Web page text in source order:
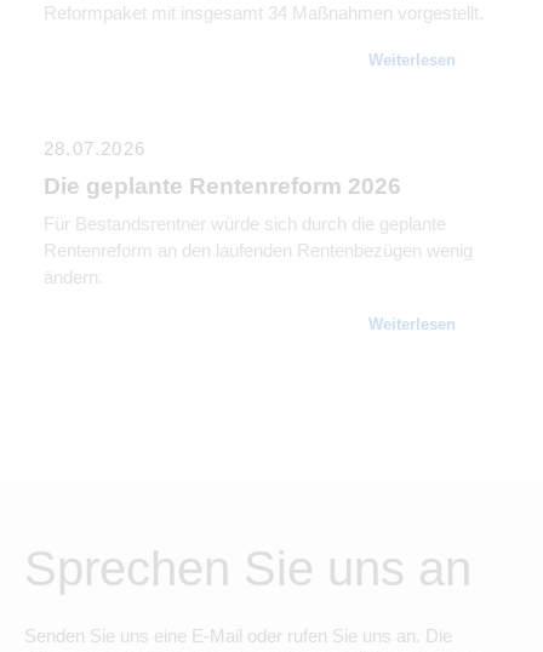
Reformpaket mit insgesamt 34 Maßnahmen vorgestellt.
Weiterlesen
28.07.2026
Die geplante Rentenreform 2026
Für Bestandsrentner würde sich durch die geplante
Rentenreform an den laufenden Rentenbezügen wenig
ändern.
Weiterlesen
Sprechen Sie uns an
Senden Sie uns eine E-Mail oder rufen Sie uns an. Die